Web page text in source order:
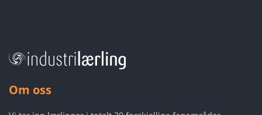
Om oss